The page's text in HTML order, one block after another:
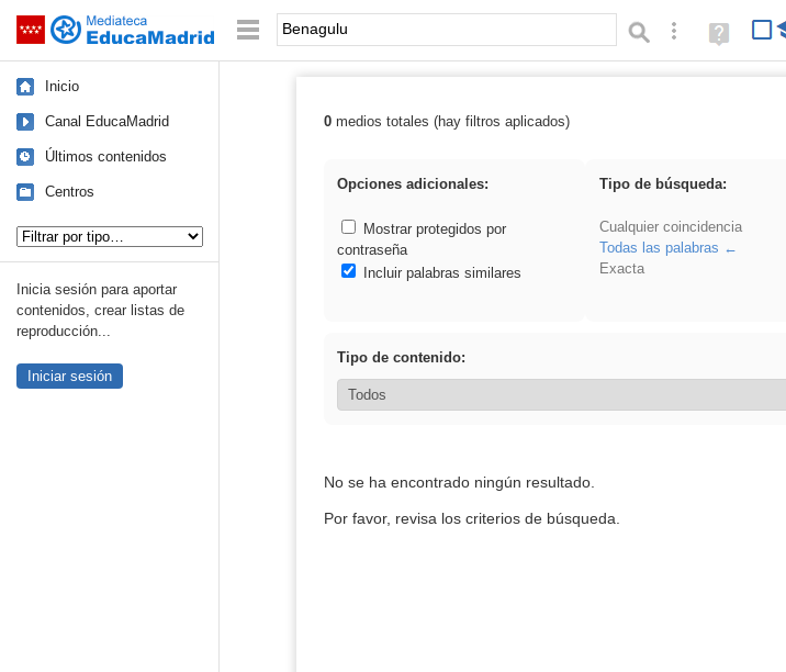
Saltar navegación Palabra o frase: Búsqueda avanzada
Ayuda
(en
Inicio
Canal EducaMadrid
Últimos contenidos
Centros
Inicia sesión para aportar
contenidos, crear listas de
reproducción...
Iniciar sesión
Resultados de: Benagulu
0medios totales (hay filtros aplicados)
Opciones adicionales:
Mostrar protegidos por
contraseña
Incluir palabras similares
Tipo de búsqueda:
Cualquier coincidencia
Todas las palabras
Exacta
Tipo de contenido:
No se ha encontrado ningún resultado.
Por favor, revisa los criterios de búsqueda.